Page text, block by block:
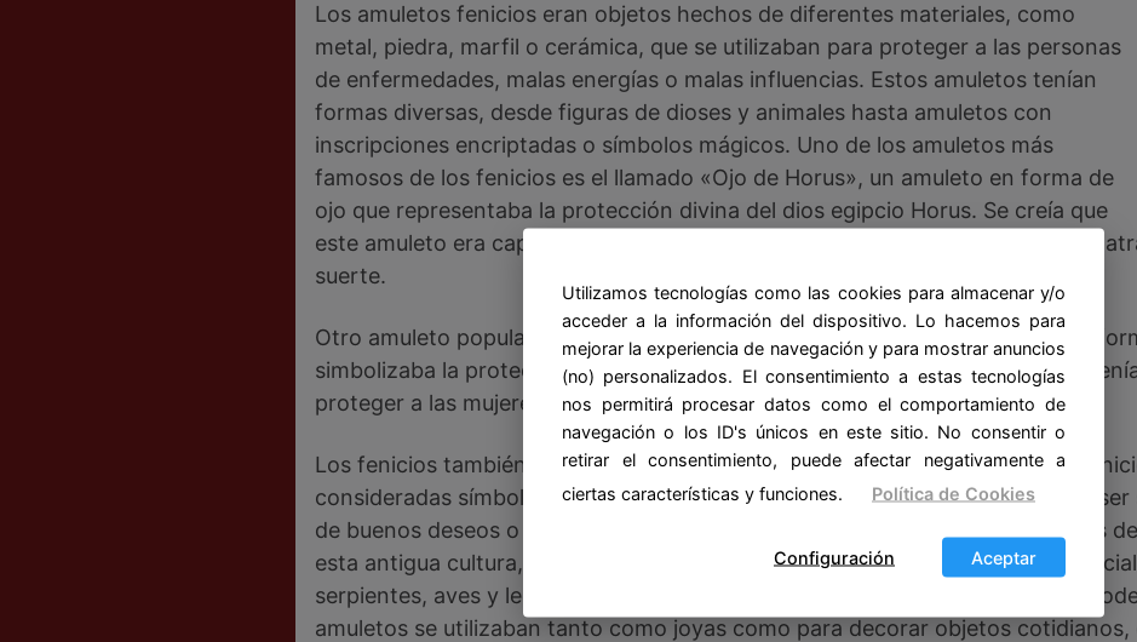
Los amuletos fenicios eran objetos hechos de diferentes materiales, como
metal, piedra, marfil o cerámica, que se utilizaban para proteger a las personas
de enfermedades, malas energías o malas influencias. Estos amuletos tenían
formas diversas, desde figuras de dioses y animales hasta amuletos con
inscripciones encriptadas o símbolos mágicos. Uno de los amuletos más
famosos de los fenicios es el llamado «Ojo de Horus», un amuleto en forma de
ojo que representaba la protección divina del dios egipcio Horus. Se creía que
este amuleto era capaz de proteger a su portador de las malas energías y de
suerte.
Otro amuleto popular entre los fenicios era el «Nudo de Isis», un amuleto en
simbolizaba la protección de la diosa egipcia Isis. Se creía que este amuleto
proteger a las mujeres embarazadas y a los niños pequeños.
Los fenicios también utilizaban amuletos con inscripciones encriptadas en
consideradas símbolos mágicos y de protección. Estas inscripciones podían ser
de buenos deseos o invocaciones a los dioses para pedir protección. Además
esta antigua cultura, también utilizaban amuletos en forma de animales,
serpientes, aves y leones, que eran considerados símbolos de protección y
amuletos se utilizaban tanto como joyas como para decorar objetos cotidianos,
Utilizamos tecnologías como las cookies para almacenar y/o
acceder a la información del dispositivo. Lo hacemos para
mejorar la experiencia de navegación y para mostrar anuncios
(no) personalizados. El consentimiento a estas tecnologías
nos permitirá procesar datos como el comportamiento de
navegación o los ID's únicos en este sitio. No consentir o
retirar el consentimiento, puede afectar negativamente a
ciertas características y funciones.
Política de Cookies
Aceptar
Configuración